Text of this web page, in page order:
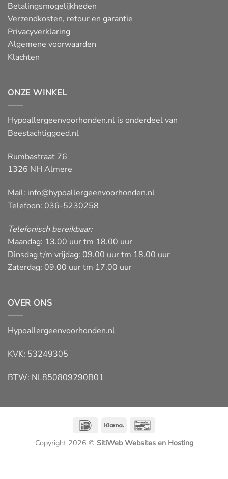
Betalingsmogelijkheden
Verzendkosten, retour en garantie
Privacyverklaring
Algemene voorwaarden
Klachten
ONZE WINKEL
Hypoallergeenvoorhonden.nl is onderdeel van
Beestachtiggoed.nl
Rumbastraat 76
1326 NH Almere
Mail: info@hypoallergeenvoorhonden.nl
Telefoon: 036-5230258
Telefonisch bereikbaar:
Maandag: 13.00 uur tm 18.00 uur
Dinsdag t/m vrijdag: 09.00 uur tm 18.00 uur
Zaterdag: 09.00 uur tm 17.00 uur
OVER ONS
Hypoallergeenvoorhonden.nl
KVK: 53249305
BTW: NL850809290B01
IDeal Klarna
Copyright 2026 © SitiWeb Websites en Hosting